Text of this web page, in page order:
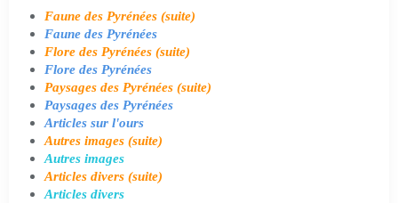
Faune des Pyrénées (suite)
Faune des Pyrénées
Flore des Pyrénées (suite)
Flore des Pyrénées
Paysages des Pyrénées (suite)
Paysages des Pyrénées
Articles sur l'ours
Autres images (suite)
Autres images
Articles divers (suite)
Articles divers